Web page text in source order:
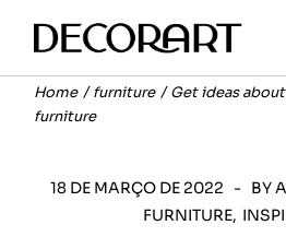
Home furniture
Get ideas
furniture
18 DE MARÇO DE 2022 BY
FURNITURE